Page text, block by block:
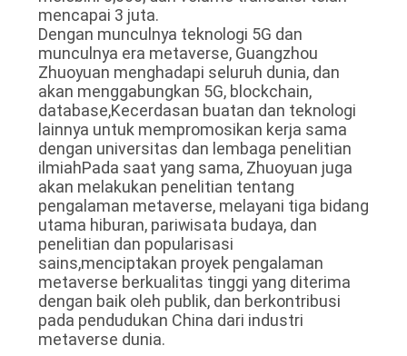
mencapai 3 juta.
Dengan munculnya teknologi 5G dan
munculnya era metaverse, Guangzhou
Zhuoyuan menghadapi seluruh dunia, dan
akan menggabungkan 5G, blockchain,
database,Kecerdasan buatan dan teknologi
lainnya untuk mempromosikan kerja sama
dengan universitas dan lembaga penelitian
ilmiahPada saat yang sama, Zhuoyuan juga
akan melakukan penelitian tentang
pengalaman metaverse, melayani tiga bidang
utama hiburan, pariwisata budaya, dan
penelitian dan popularisasi
sains,menciptakan proyek pengalaman
metaverse berkualitas tinggi yang diterima
dengan baik oleh publik, dan berkontribusi
pada pendudukan China dari industri
metaverse dunia.